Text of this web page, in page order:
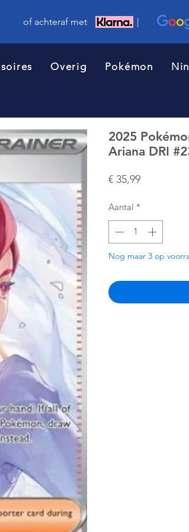
of achteraf met |
Overig Pokémon
2025
Ariana DRI
€ 35,99Prijs
Aantal *
Nog maar 3 op